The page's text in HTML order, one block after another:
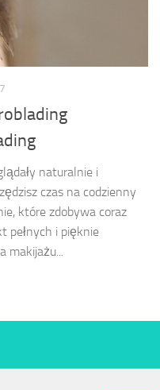
naturalnie i
czas na codzienny
które zdobywa coraz
pełnych i pięknie
makijażu...